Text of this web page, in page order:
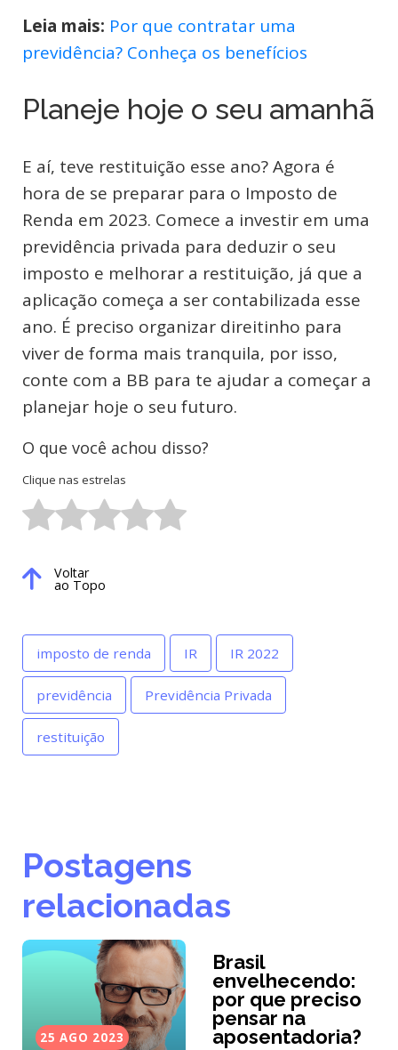
Leia mais: Por que contratar uma
previdência? Conheça os benefícios
Planeje hoje o seu amanhã
E aí, teve restituição esse ano? Agora é
hora de se preparar para o Imposto de
Renda em 2023. Comece a investir em uma
previdência privada para deduzir o seu
imposto e melhorar a restituição, já que a
aplicação começa a ser contabilizada esse
ano. É preciso organizar direitinho para
viver de forma mais tranquila, por isso,
conte com a BB para te ajudar a começar a
planejar hoje o seu futuro.
O que você achou disso?
Clique nas estrelas
Voltar
ao Topo
imposto de renda IR IR 2022
previdência Previdência Privada
restituição
Postagens
relacionadas
25 AGO 2023
Brasil
envelhecendo:
por que preciso
pensar na
aposentadoria?